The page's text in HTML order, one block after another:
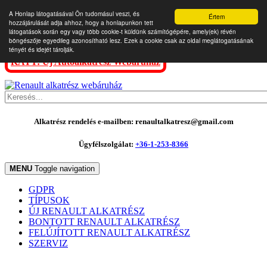
Értem
A Honlap látogatásával Ön tudomásul veszi, és
hozzájárulását adja ahhoz, hogy a honlapunkon tett
látogatások során egy vagy több cookie-t küldünk számítógépére, amely(ek) révén
böngészője egyedileg azonosítható lesz. Ezek a cookie csak az oldal meglátogatásának
tényét és idejét tárolják.
KATT: Új Autóalkatrész Webáruház
Alkatrész rendelés e-mailben: renaultalkatresz@gmail.com
Ügyfélszolgálat: +36-1-253-8366
MENU Toggle navigation
GDPR
TÍPUSOK
ÚJ RENAULT ALKATRÉSZ
BONTOTT RENAULT ALKATRÉSZ
FELÚJÍTOTT RENAULT ALKATRÉSZ
SZERVIZ